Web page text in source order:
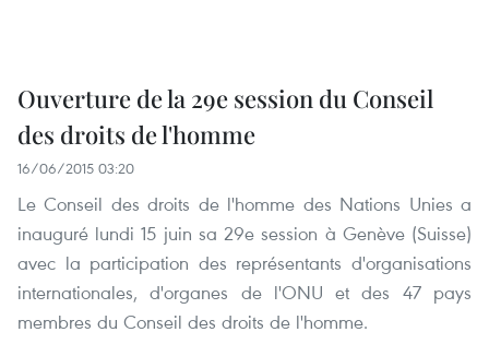
Ouverture de la 29e session du Conseil
des droits de l'homme
16/06/2015 03:20
Le Conseil des droits de l'homme des Nations Unies a
inauguré lundi 15 juin sa 29e session à Genève (Suisse)
avec la participation des représentants d'organisations
internationales, d'organes de l'ONU et des 47 pays
membres du Conseil des droits de l'homme.